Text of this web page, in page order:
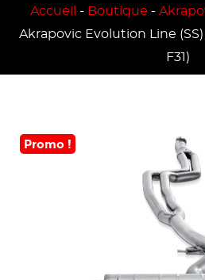
Accueil - Boutique -
Akrapovic Evolution Line
F31)
Promo !